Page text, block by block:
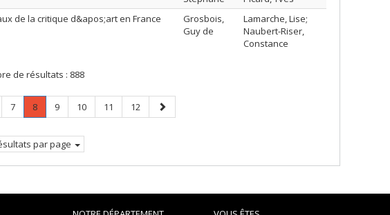
de la critique d&apos;art en France
Grosbois,
Guy de
Lamarche, Lise;
Naubert-Riser,
Constance
de résultats : 888
Page
7 Page
8.
Page
Page
9 Page
10 Page
11 Page
12
Page
suivante
par page